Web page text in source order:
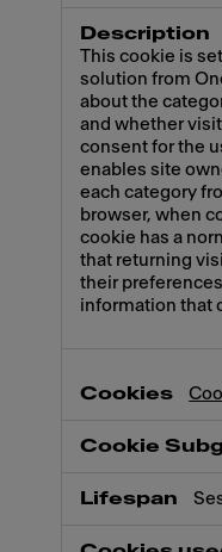
This cookie is
solution from
about the
and whether
consent for the
enables site
each category
browser, when
cookie has a
that returning
their
information that